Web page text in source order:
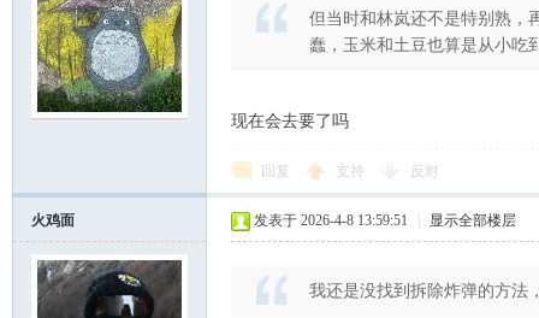
但当时和林岚还不是特别熟，
蠢，玉米和土豆也算是从小吃
现在会去要了吗
回复 支持 反对
火鸡面 发表于 2026-4-8 13:59:51 显示全部楼层
我还是没找到拆除炸弹的方法